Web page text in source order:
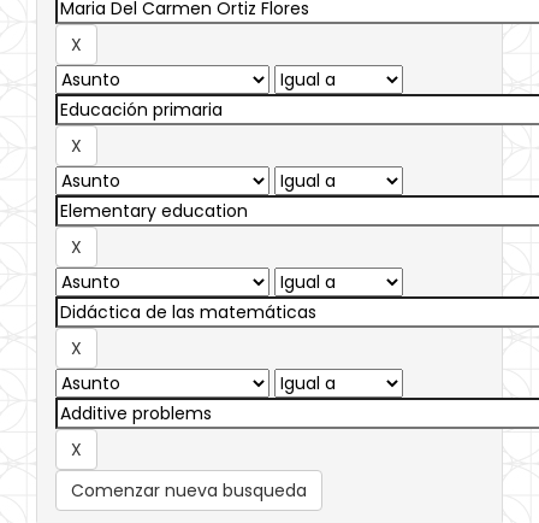
Comenzar nueva busqueda